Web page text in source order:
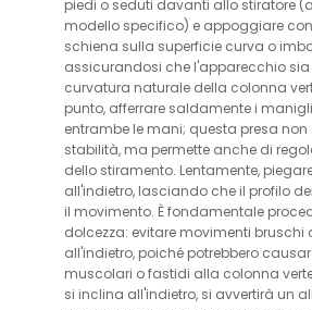
piedi o seduti davanti allo stiratore
modello specifico) e appoggiare
schiena sulla superficie curva o
assicurandosi che l'apparecchio
curvatura naturale della colonna
punto, afferrare saldamente i
entrambe le mani; questa presa
stabilità, ma permette anche di
dello stiramento. Lentamente,
all'indietro, lasciando che il profilo
il movimento. È fondamentale
dolcezza: evitare movimenti bruschi
all'indietro, poiché potrebbero
muscolari o fastidi alla colonna
si inclina all'indietro, si avvertirà un